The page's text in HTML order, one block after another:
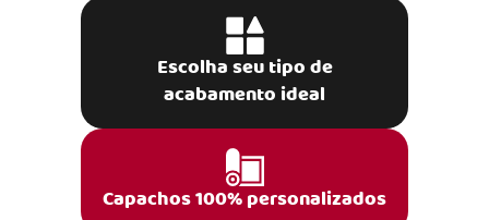
Escolha seu tipo de
acabamento ideal
Capachos 100% personalizados